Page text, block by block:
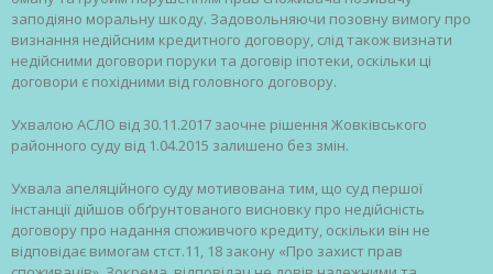
заподіяно моральну шкоду. Задовольняючи позовну вимогу про
визнання недійсним кредитного договору, слід також визнати
недійсними договори поруки та договір іпотеки, оскільки ці
договори є похідними від головного договору.
Ухвалою АСЛО від 30.11.2017 заочне рішення Жовківського
районного суду від 1.04.2015 залишено без змін.
Ухвала апеляційного суду мотивована тим, що суд першої
інстанції дійшов обґрунтованого висновку про недійсність
договору про надання споживчого кредиту, оскільки він не
відповідає вимогам стст.11, 18 закону «Про захист прав